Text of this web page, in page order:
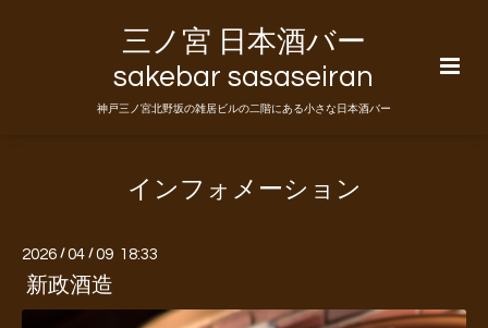
三ノ宮 日本酒バー
sakebar sasaseiran
神戸三ノ宮北野坂の雑居ビルの二階にある小さな日本酒バー
インフォメーション
2026 /04 /09 18:33
新政酒造